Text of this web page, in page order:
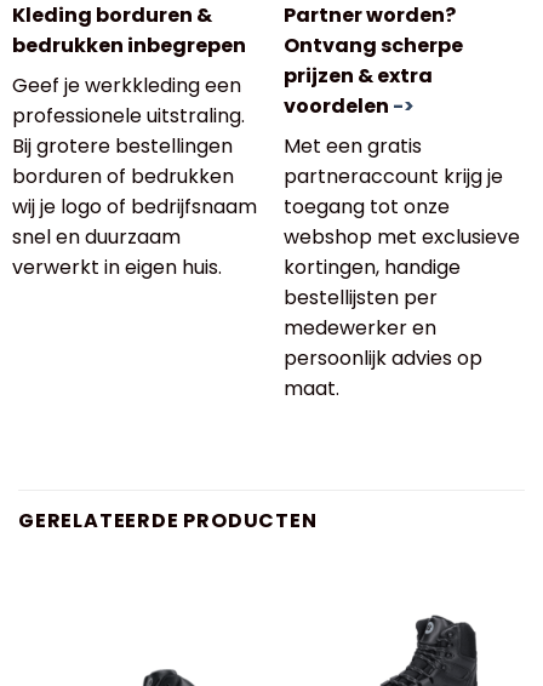
Kleding borduren &
bedrukken inbegrepen
Geef je werkkleding een
professionele uitstraling.
Bij grotere bestellingen
borduren of bedrukken
wij je logo of bedrijfsnaam
snel en duurzaam
verwerkt in eigen huis.
Partner worden?
Ontvang scherpe
prijzen & extra
voordelen ->
Met een gratis
partneraccount krijg je
toegang tot onze
webshop met exclusieve
kortingen, handige
bestellijsten per
medewerker en
persoonlijk advies op
maat.
GERELATEERDE PRODUCTEN